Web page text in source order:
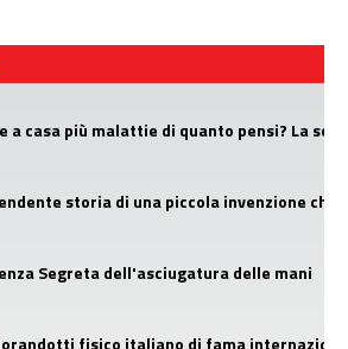
a casa più malattie di quanto pensi? La
storia di una piccola invenzione
Segreta dell'asciugatura delle mani